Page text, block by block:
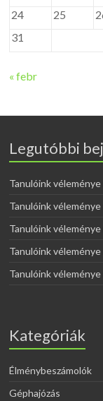
24
25
31
« febr
Legutóbbi
Tanulóink
Tanulóink
Tanulóink
Tanulóink
Tanulóink
Kategóriák
Élménybeszámolók
Géphajózás